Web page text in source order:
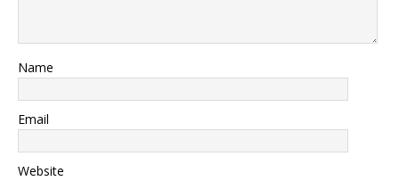
Name
Email
Website